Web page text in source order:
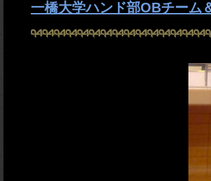
一橋大学ハンド部OBチー